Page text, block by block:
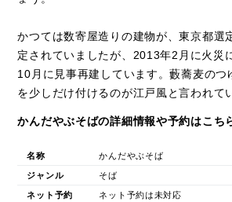
かつては数寄屋造りの建物が、東京都選
定されていましたが、2013年2月に火災
10月に見事再建しています。藪蕎麦のつ
を少しだけ付けるのが江戸風と言われて
かんだやぶそばの詳細情報や予約はこち
名称 かんだやぶそば
ジャンル そば
ネット予約 ネット予約は未対応